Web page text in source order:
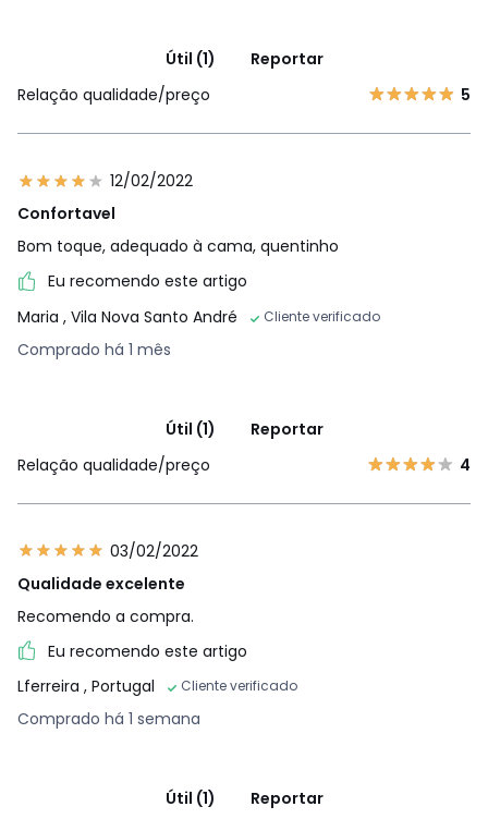
Útil (1)
Reportar
Relação qualidade/preço
5
12/02/2022
Confortavel
Bom toque, adequado à cama, quentinho
Eu recomendo este artigo
Maria , Vila Nova Santo André Cliente verificado
Comprado há 1 mês
Útil (1)
Reportar
Relação qualidade/preço
4
03/02/2022
Qualidade excelente
Recomendo a compra.
Eu recomendo este artigo
Lferreira , Portugal Cliente verificado
Comprado há 1 semana
Útil (1) Reportar